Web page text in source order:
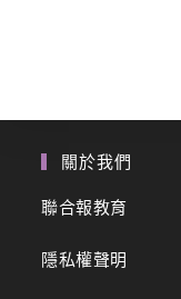
關於我們
聯合報教育
隱私權聲明